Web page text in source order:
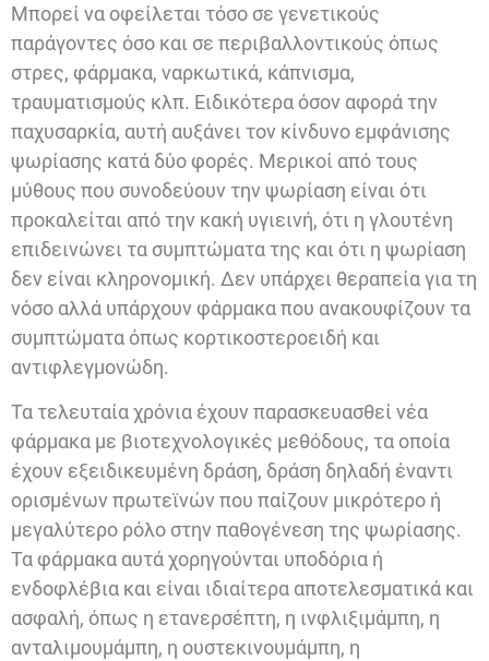
Μπορεί να οφείλεται τόσο σε γενετικούς
παράγοντες όσο και σε περιβαλλοντικούς όπως
στρες, φάρμακα, ναρκωτικά, κάπνισμα,
τραυματισμούς κλπ. Ειδικότερα όσον αφορά την
παχυσαρκία, αυτή αυξάνει τον κίνδυνο εμφάνισης
ψωρίασης κατά δύο φορές. Μερικοί από τους
μύθους που συνοδεύουν την ψωρίαση είναι ότι
προκαλείται από την κακή υγιεινή, ότι η γλουτένη
επιδεινώνει τα συμπτώματα της και ότι η ψωρίαση
δεν είναι κληρονομική. Δεν υπάρχει θεραπεία για τη
νόσο αλλά υπάρχουν φάρμακα που ανακουφίζουν τα
συμπτώματα όπως κορτικοστεροειδή και
αντιφλεγμονώδη.
Τα τελευταία χρόνια έχουν παρασκευασθεί νέα
φάρμακα με βιοτεχνολογικές μεθόδους, τα οποία
έχουν εξειδικευμένη δράση, δράση δηλαδή έναντι
ορισμένων πρωτεϊνών που παίζουν μικρότερο ή
μεγαλύτερο ρόλο στην παθογένεση της ψωρίασης.
Τα φάρμακα αυτά χορηγούνται υποδόρια ή
ενδοφλέβια και είναι ιδιαίτερα αποτελεσματικά και
ασφαλή, όπως η ετανερσέπτη, η ινφλιξιμάμπη, η
ανταλιμουμάμπη, η ουστεκινουμάμπη, η